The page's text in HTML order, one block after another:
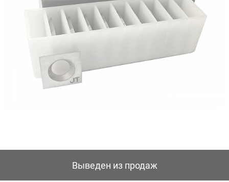
Выведен из продаж